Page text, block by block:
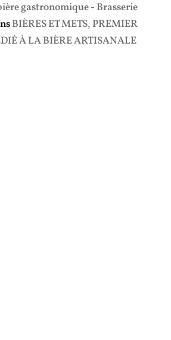
gastronomique - Brasserie
BIÈRES ET METS, PREMIER
À LA BIÈRE ARTISANALE